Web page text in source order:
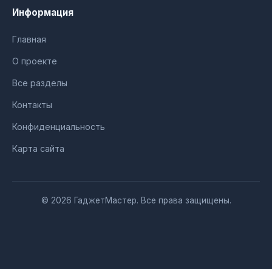
Информация
Главная
О проекте
Все разделы
Контакты
Конфиденциальность
Карта сайта
© 2026 ГаджетМастер. Все права защищены.